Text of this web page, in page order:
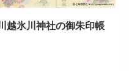
越氷川神社の御朱印帳